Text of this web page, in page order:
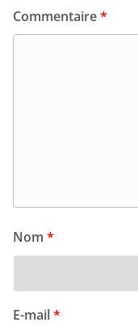
Commentaire*
Nom *
E-mail*